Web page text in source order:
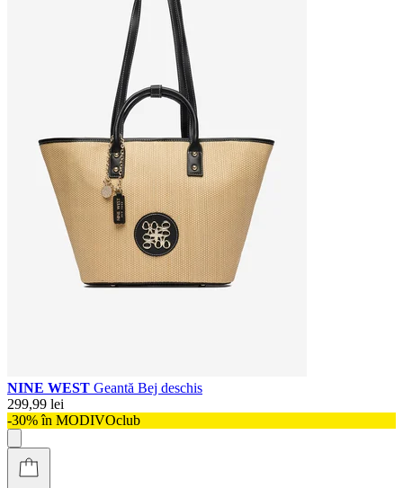
NINE WEST Geantă Bej deschis
299,99 lei
-30% în MODIVOclub